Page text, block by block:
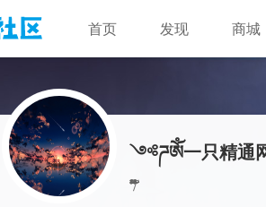
首页 发现 商城
༺ཌༀ一只精通
/۫ۨۖ۬۟ۙ۫ۙ۟ۡۧۖۜۧۢۖ۫ۡ۬ۙۜۡۨۖۛۧۤۖۨۡۖۙۛۡ۫ۖۚۧۧۖۧۡۗۙۚۡ۬ۖۙ